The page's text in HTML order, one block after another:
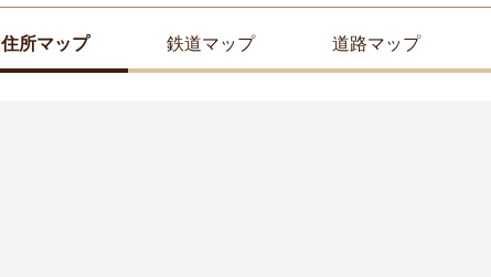
住所マップ 鉄道マップ 道路マップ